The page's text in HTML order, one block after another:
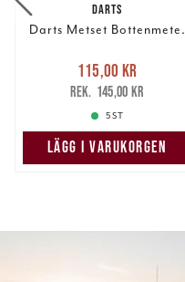
DARTS
Darts Metset Bottenmete.
Nuvarande pris
115,00 krTidigare pris
145,00 kr
115,00 kr
145,00 kr
5 ST
LÄGG I VARUKORGEN